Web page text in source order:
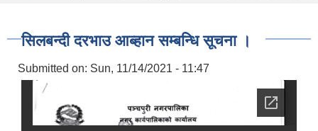
सिलबन्दी दरभाउ आब्हान सम्बन्धि सूचना ।
Submitted on: Sun, 11/14/2021 - 11:47